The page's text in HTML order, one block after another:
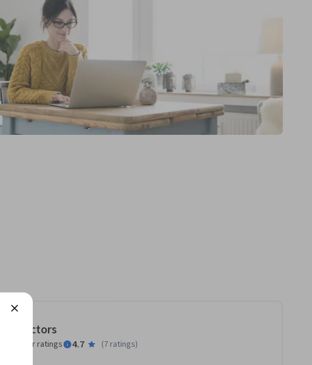
Instructors
Instructor ratings 4.7 (7 ratings)